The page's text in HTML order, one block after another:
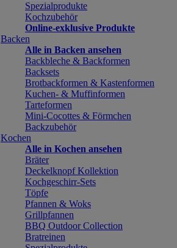
Spezialprodukte
Kochzubehör
Online-exklusive Produkte
Backen
Alle in Backen ansehen
Backbleche & Backformen
Backsets
Brotbackformen & Kastenformen
Kuchen- & Muffinformen
Tarteformen
Mini-Cocottes & Förmchen
Backzubehör
Kochen
Alle in Kochen ansehen
Bräter
Deckelknopf Kollektion
Kochgeschirr-Sets
Töpfe
Pfannen & Woks
Grillpfannen
BBQ Outdoor Collection
Bratreinen